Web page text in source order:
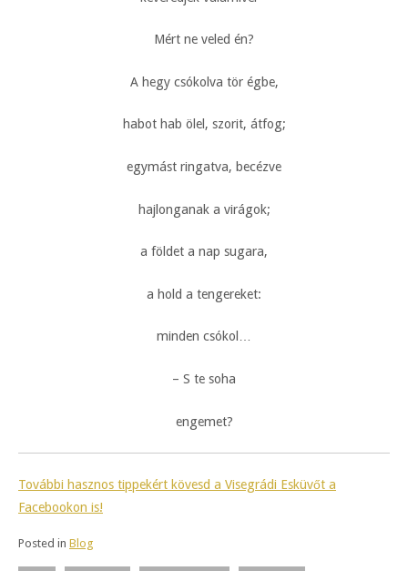
Mért ne veled én?
A hegy csókolva tör égbe,
habot hab ölel, szorit, átfog;
egymást ringatva, becézve
hajlonganak a virágok;
a földet a nap sugara,
a hold a tengereket:
minden csókol…
– S te soha
engemet?
További hasznos tippekért kövesd a Visegrádi Esküvőt a
Facebookon is!
Posted in Blog